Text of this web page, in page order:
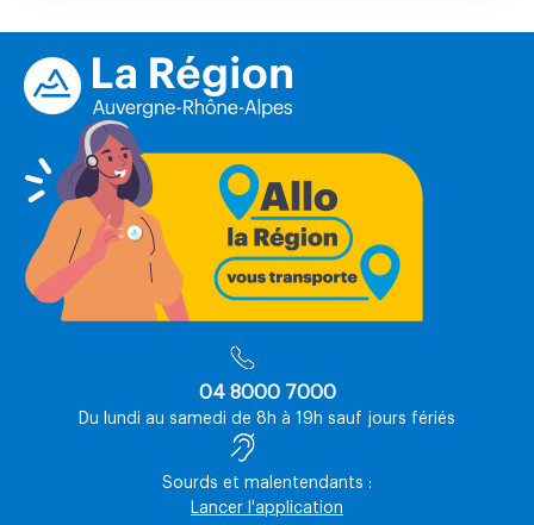
04 8000 7000
Du lundi au samedi de 8h à 19h sauf jours fériés
Sourds et malentendants :
Lancer l'application